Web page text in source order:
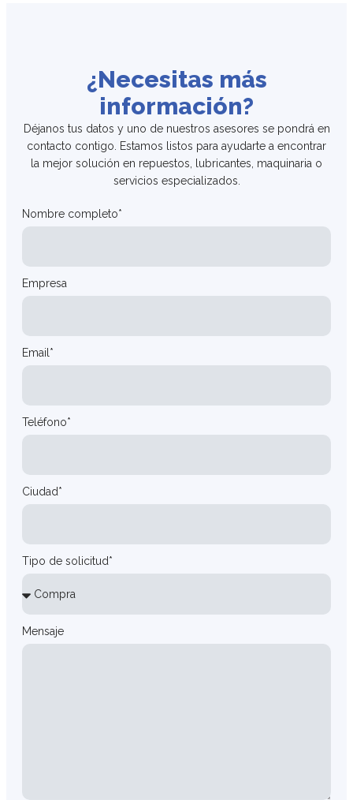
¿Necesitas más
información?
Déjanos tus datos y uno de nuestros asesores se pondrá en
contacto contigo. Estamos listos para ayudarte a encontrar
la mejor solución en repuestos, lubricantes, maquinaria o
servicios especializados.
Nombre completo*
Empresa
Email*
Teléfono*
Ciudad*
Tipo de solicitud*
Mensaje